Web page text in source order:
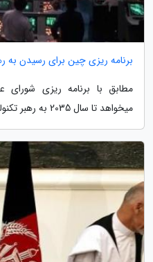
برنامه ریزی چین برای رسیدن به
مطابق با برنامه ریزی
میخواهد تا سال 2035 به رهبر تکنولوژی دنیا تبدیل گردد.